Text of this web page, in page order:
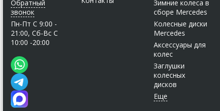
Обратный
звонок
Пн-Пт C 9:00 -
21:00, Сб-Вс С
10:00 -20:00
Зимние колеса в
сборе Mercedes
Колесные диски
Mercedes
Аксессуары для
колес
Заглушки
колесных
дисков